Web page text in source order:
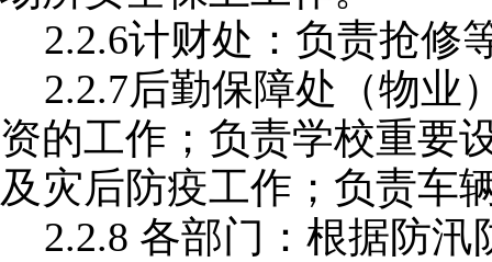
2.2.6计财处：负责抢修
2.2.7后勤保障处（物业
资的工作；负责学校重要
及灾后防疫工作；负责车
2.2.8 各部门：根据防